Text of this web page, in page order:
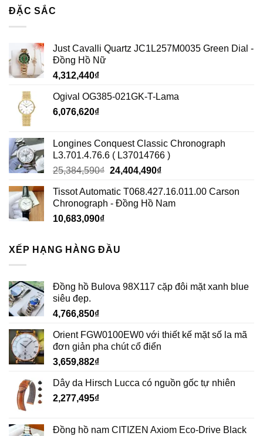
ĐẶC SẮC
Just Cavalli Quartz JC1L257M0035 Green Dial -
Đồng Hồ Nữ
4,312,440₫
Ogival OG385-021GK-T-Lama
6,076,620₫
Longines Conquest Classic Chronograph
L3.701.4.76.6 ( L37014766 )
25,384,590₫ Giá
là:
25,384,590₫.
24,404,490₫Giá
tại
là:
Tissot Automatic T068.427.16.011.00 Carson
Chronograph - Đồng Hồ Nam
10,683,090₫
XẾP HẠNG HÀNG ĐẦU
Đồng hồ Bulova 98X117 cặp đôi mặt xanh blue
siêu đẹp.
4,766,850₫
Orient FGW0100EW0 với thiết kế mặt số la mã
đơn giản pha chút cổ điển
3,659,882₫
Dây da Hirsch Lucca có nguồn gốc tự nhiên
2,277,495₫
Đồng hồ nam CITIZEN Axiom Eco-Drive Black